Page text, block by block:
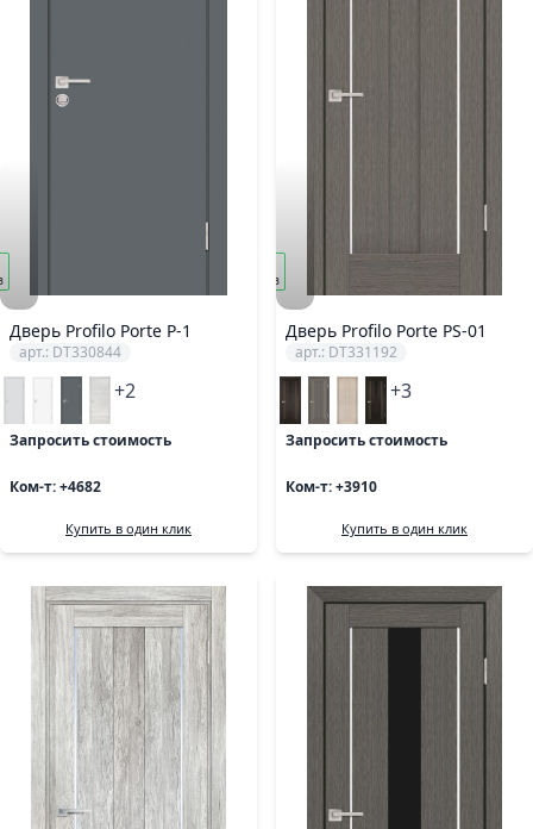
Дверь Profilo Porte P-1
арт.: DT330844
+2
Запросить стоимость
Ком-т: +4682
Купить в один клик
Дверь Profilo Porte PS-01
арт.: DT331192
+3
Запросить стоимость
Ком-т: +3910
заказ
Купить в один клик